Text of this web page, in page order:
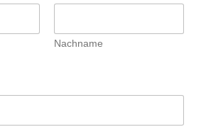
Nachname